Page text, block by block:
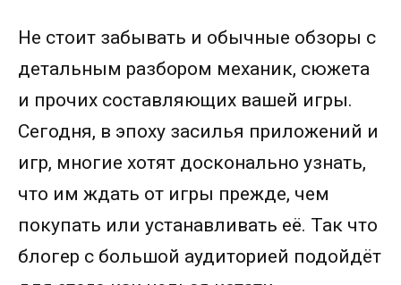
Не стоит забывать и обычные обзоры с
детальным разбором механик, сюжета
и прочих составляющих вашей игры.
Сегодня, в эпоху засилья приложений и
игр, многие хотят досконально узнать,
что им ждать от игры прежде, чем
покупать или устанавливать её. Так что
блогер с большой аудиторией подойдёт